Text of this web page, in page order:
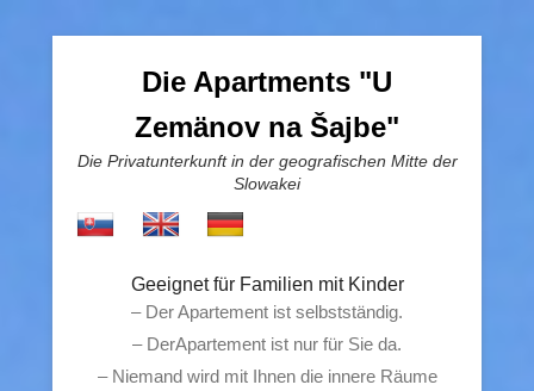
Die Apartments "U
Zemänov na Šajbe"
Die Privatunterkunft in der geografischen Mitte der
Slowakei
Geeignet für Familien mit Kinder
– Der Apartement ist selbstständig.
– DerApartement ist nur für Sie da.
– Niemand wird mit Ihnen die innere Räume